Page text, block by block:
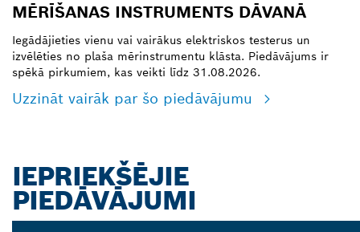
MĒRĪŠANAS INSTRUMENTS DĀVANĀ
Iegādājieties vienu vai vairākus elektriskos testerus un
izvēlēties no plaša mērinstrumentu klāsta. Piedāvājums ir
spēkā pirkumiem, kas veikti līdz 31.08.2026.
Uzzināt vairāk par šo piedāvājumu
IEPRIEKŠĒJIE
PIEDĀVĀJUMI